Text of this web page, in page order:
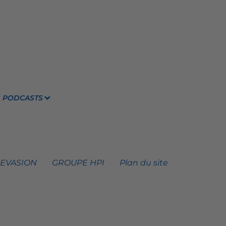
PODCASTS
GROUPE HPI Plan du site